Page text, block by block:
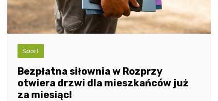
Sport
Bezpłatna siłownia w Rozprzy
otwiera drzwi dla mieszkańców już
za miesiąc!